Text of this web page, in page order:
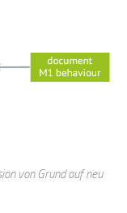
von Grund auf neu